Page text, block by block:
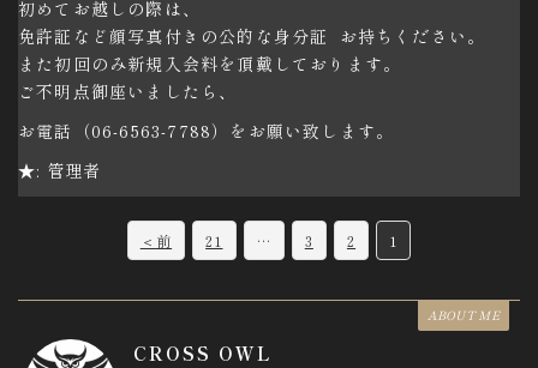
初めてお越しの際は、
免許証など顔写真付きの公的な身分証 お持ちください。
また初回のみ新規入会料を頂戴しております。
ご不明点御座いましたら、
お電話（06-6563-7788）をお願い致します。
★: 管理者
m
m
＜前 21 … 3 2 1
ABOUT ME
CROSS OWL